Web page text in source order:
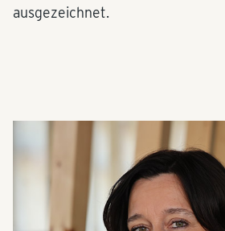
ausgezeichnet.